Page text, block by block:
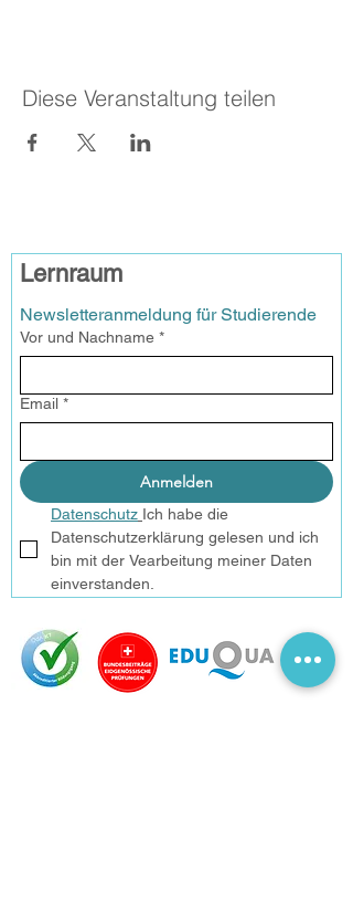
Diese Veranstaltung teilen
Lernraum
Newsletteranmeldung für Studierende
Vor und Nachname *
Email *
Anmelden
Datenschutz Ich habe die
Datenschutzerklärung gelesen und ich
bin mit der Vearbeitung meiner Daten
einverstanden.